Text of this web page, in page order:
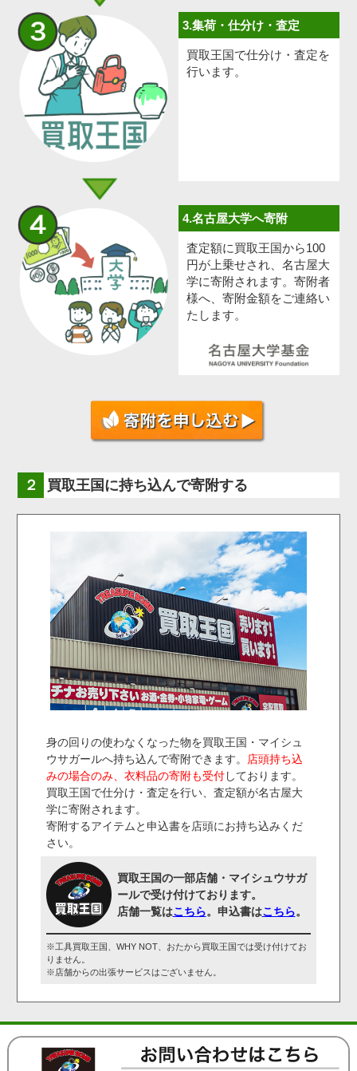
3.集荷・仕分け・査定
買取王国で仕分け・査定を
行います。
4.名古屋大学へ寄附
査定額に買取王国から100
円が上乗せされ、名古屋大
学に寄附されます。寄附者
様へ、寄附金額をご連絡い
たします。
買取王国に持ち込んで寄附する
身の回りの使わなくなった物を買取王国・マイシュ
ウサガールへ持ち込んで寄附できます。
店頭持ち込
みの場合のみ、衣料品の寄附も受付しております。
買取王国で仕分け・査定を行い、査定額が名古屋大
学に寄附されます。
寄附するアイテムと申込書を店頭にお持ち込みくだ
さい。
買取王国の一部店舗・マイシュウサガ
ールで受け付けております。
店舗一覧はこちら。申込書はこちら。
※工具買取王国、WHY NOT、おたから買取王国では受け付けてお
りません。
※店舗からの出張サービスはございません。